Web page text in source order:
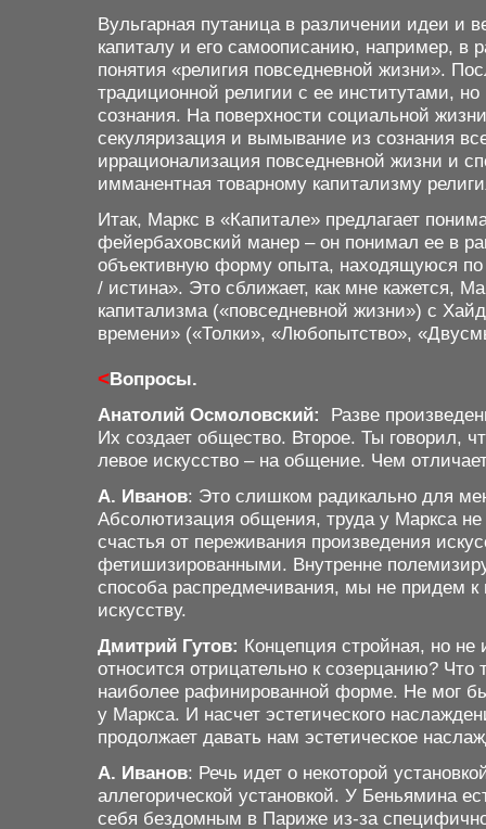
Вульгарная путаница в различении идеи и
капиталу и его самоописанию, например, в
понятия «религия повседневной жизни».
традиционной религии с ее институтами,
сознания. На поверхности социальной
секуляризация и вымывание из сознания
иррационализация повседневной жизни и
имманентная товарному капитализму
Итак, Маркс в «Капитале» предлагает
фейербаховский манер – он понимал ее в
объективную форму опыта, находящуюся по
/ истина». Это сближает, как мне кажется,
капитализма («повседневной жизни») с
времени» («Толки», «Любопытство»,
<Вопросы.
Анатолий Осмоловский: Разве
Их создает общество. Второе. Ты говорил,
левое искусство – на общение. Чем
А. Иванов: Это слишком радикально для
Абсолютизация общения, труда у Маркса
счастья от переживания произведения
фетишизированными. Внутренне
способа распредмечивания, мы не придем
искусству.
Дмитрий Гутов: Концепция стройная, но не
относится отрицательно к созерцанию? Что
наиболее рафинированной форме. Не мог
у Маркса. И насчет эстетического
продолжает давать нам эстетическое
А. Иванов: Речь идет о некоторой
аллегорической установкой. У Беньямина
себя бездомным в Париже из-за